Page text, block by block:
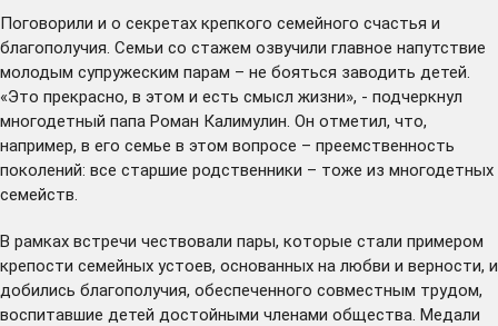
Поговорили и о секретах крепкого семейного счастья и
благополучия. Семьи со стажем озвучили главное напутствие
молодым супружеским парам – не бояться заводить детей.
«Это прекрасно, в этом и есть смысл жизни», - подчеркнул
многодетный папа Роман Калимулин. Он отметил, что,
например, в его семье в этом вопросе – преемственность
поколений: все старшие родственники – тоже из многодетных
семейств.
В рамках встречи чествовали пары, которые стали примером
крепости семейных устоев, основанных на любви и верности, и
добились благополучия, обеспеченного совместным трудом,
воспитавшие детей достойными членами общества. Медали